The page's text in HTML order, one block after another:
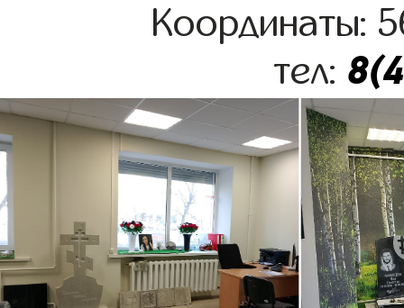
Координаты:
тел: